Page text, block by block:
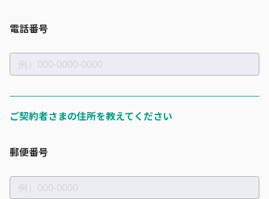
電話番号
ご契約者さまの住所を教えてください
郵便番号